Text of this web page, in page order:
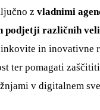
z vladnimi
podjetji različnih
in inovativne
ter pomagati
v digitalnem